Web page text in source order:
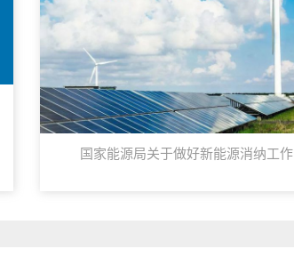
国家能源局关于做好新能源消纳工作